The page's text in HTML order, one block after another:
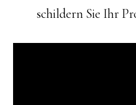
schildern Sie Ihr